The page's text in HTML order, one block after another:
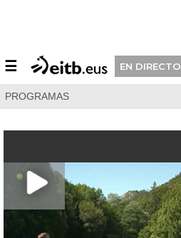
☰ EN DIRECTO
PROGRAMAS